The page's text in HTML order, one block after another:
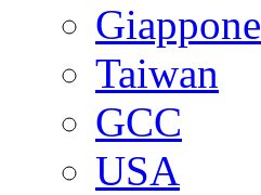
Giappone
Taiwan
GCC
USA